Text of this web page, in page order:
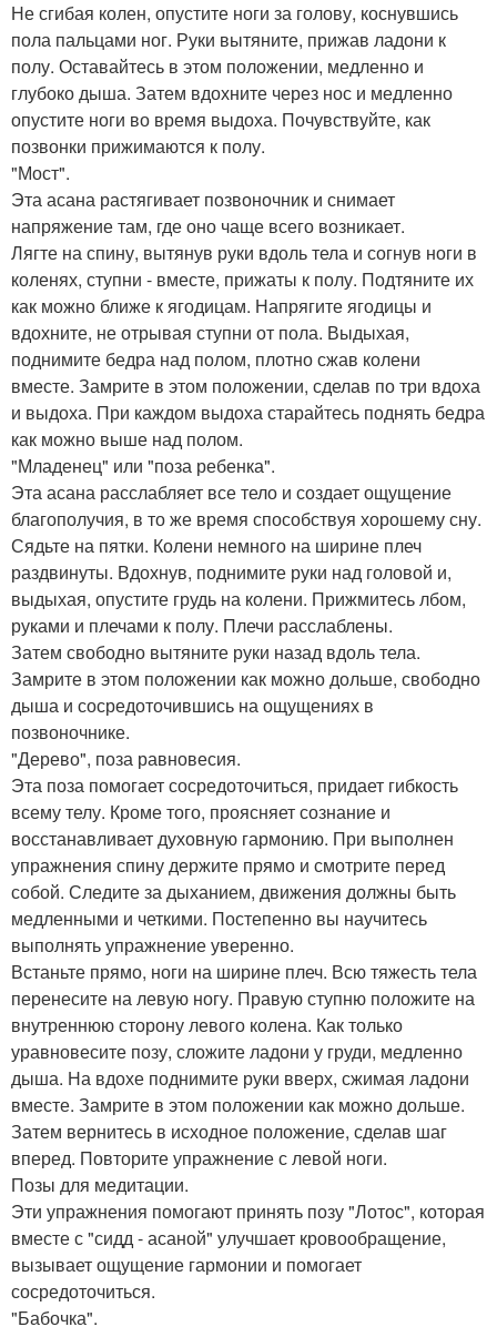
Не сгибая колен, опустите ноги за голову, коснувшись
пола пальцами ног. Руки вытяните, прижав ладони к
полу. Оставайтесь в этом положении, медленно и
глубоко дыша. Затем вдохните через нос и медленно
опустите ноги во время выдоха. Почувствуйте, как
позвонки прижимаются к полу.
"Мост".
Эта асана растягивает позвоночник и снимает
напряжение там, где оно чаще всего возникает.
Лягте на спину, вытянув руки вдоль тела и согнув ноги в
коленях, ступни - вместе, прижаты к полу. Подтяните их
как можно ближе к ягодицам. Напрягите ягодицы и
вдохните, не отрывая ступни от пола. Выдыхая,
поднимите бедра над полом, плотно сжав колени
вместе. Замрите в этом положении, сделав по три вдоха
и выдоха. При каждом выдоха старайтесь поднять бедра
как можно выше над полом.
"Младенец" или "поза ребенка".
Эта асана расслабляет все тело и создает ощущение
благополучия, в то же время способствуя хорошему сну.
Сядьте на пятки. Колени немного на ширине плеч
раздвинуты. Вдохнув, поднимите руки над головой и,
выдыхая, опустите грудь на колени. Прижмитесь лбом,
руками и плечами к полу. Плечи расслаблены.
Затем свободно вытяните руки назад вдоль тела.
Замрите в этом положении как можно дольше, свободно
дыша и сосредоточившись на ощущениях в
позвоночнике.
"Дерево", поза равновесия.
Эта поза помогает сосредоточиться, придает гибкость
всему телу. Кроме того, проясняет сознание и
восстанавливает духовную гармонию. При выполнен
упражнения спину держите прямо и смотрите перед
собой. Следите за дыханием, движения должны быть
медленными и четкими. Постепенно вы научитесь
выполнять упражнение уверенно.
Встаньте прямо, ноги на ширине плеч. Всю тяжесть тела
перенесите на левую ногу. Правую ступню положите на
внутреннюю сторону левого колена. Как только
уравновесите позу, сложите ладони у груди, медленно
дыша. На вдохе поднимите руки вверх, сжимая ладони
вместе. Замрите в этом положении как можно дольше.
Затем вернитесь в исходное положение, сделав шаг
вперед. Повторите упражнение с левой ноги.
Позы для медитации.
Эти упражнения помогают принять позу "Лотос", которая
вместе с "сидд - асаной" улучшает кровообращение,
вызывает ощущение гармонии и помогает
сосредоточиться.
"Бабочка".